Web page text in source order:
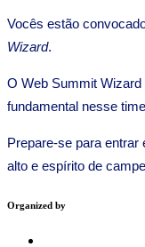
Vocês estão
Wizard.
O Web Summit
fundamental nesse
Prepare-se para
alto e espírito de
Organized by